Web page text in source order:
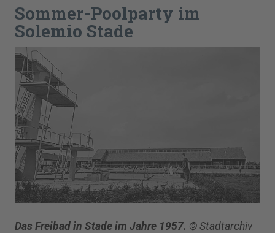
Sommer-Poolparty im
Solemio Stade
Das Freibad in Stade im Jahre 1957. © Stadtarchiv